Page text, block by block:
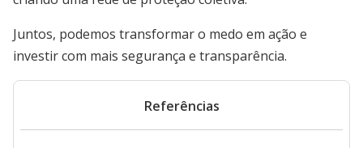
Juntos, podemos transformar o medo em ação e
investir com mais segurança e transparência.
Referências